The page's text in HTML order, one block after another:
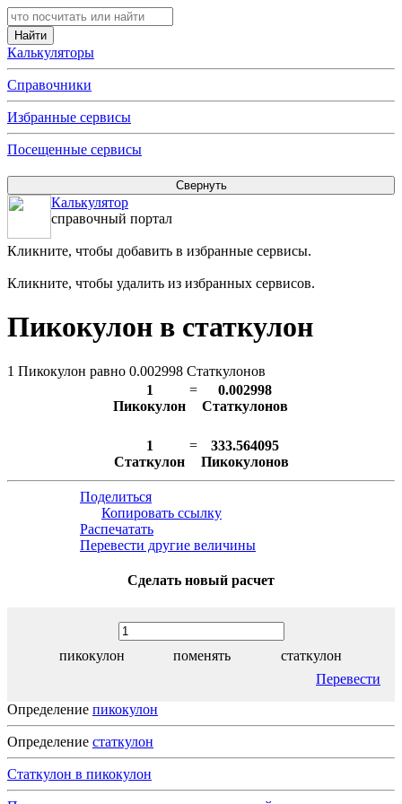
Калькуляторы
Справочники
Избранные сервисы
Посещенные сервисы
Калькулятор
справочный портал
Кликните, чтобы добавить в избранные сервисы.
Кликните, чтобы удалить из избранных сервисов.
Пикокулон в статкулон
1 Пикокулон равно 0.002998 Статкулонов
1
Пикокулон
=
0.002998
Статкулонов
1
Статкулон
=
333.564095
Пикокулонов
Поделиться
Копировать ссылку
Распечатать
Перевести другие величины
Сделать новый расчет
пикокулон поменять
статкулон
Перевести
Определение пикокулон
Определение статкулон
Статкулон в пикокулон